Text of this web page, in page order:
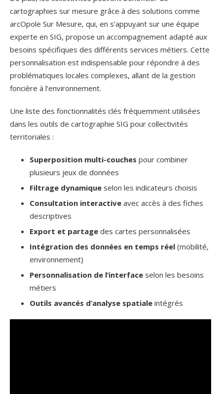
cartographies sur mesure grâce à des solutions comme
arcOpole Sur Mesure, qui, en s’appuyant sur une équipe
experte en SIG, propose un accompagnement adapté aux
besoins spécifiques des différents services métiers. Cette
personnalisation est indispensable pour répondre à des
problématiques locales complexes, allant de la gestion
foncière à l’environnement.
Une liste des fonctionnalités clés fréquemment utilisées
dans les outils de cartographie SIG pour collectivités
territoriales :
Superposition multi-couches pour combiner
plusieurs jeux de données
Filtrage dynamique selon les indicateurs choisis
Consultation interactive avec accès à des fiches
descriptives
Export et partage des cartes personnalisées
Intégration des données en temps réel (mobilité,
environnement)
Personnalisation de l’interface selon les besoins
métiers
Outils avancés d’analyse spatiale intégrés